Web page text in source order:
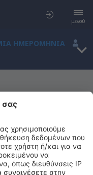
μενού
ΗΜΕΡΟΜΗΝΊΑ
σας
κριτήρια